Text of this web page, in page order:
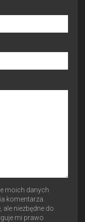
moich danych
komentarza.
niezbędne do
mi prawo